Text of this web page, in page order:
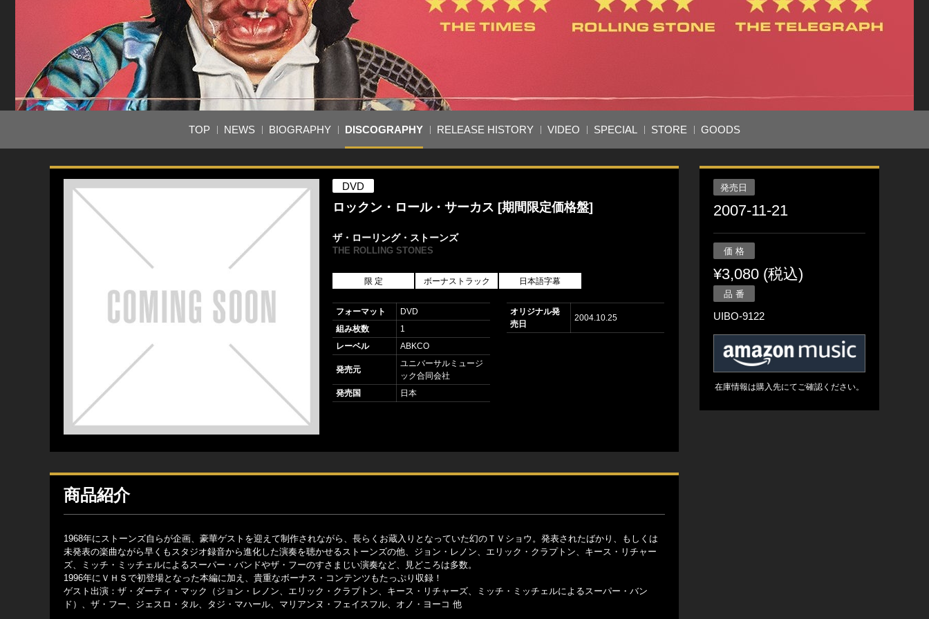
TOP NEWS BIOGRAPHY DISCOGRAPHY RELEASE HISTORY VIDEO SPECIAL STORE GOODS
DVD
ロックン・ロール・サーカス [期間限定価格盤]
ザ・ローリング・ストーンズ
THE ROLLING STONES
限 定 ボーナストラック 日本語字幕
フォーマット
DVD
組み枚数
1
レーベル
ABKCO
発売元
ユニバーサルミュージ
ック合同会社
発売国
日本
オリジナル発
売日
2004.10.25
商品紹介
1968年にストーンズ自らが企画、豪華ゲストを迎えて制作されながら、長らくお蔵入りとなっていた幻のＴＶショウ。発表されたばかり、もしくは
未発表の楽曲ながら早くもスタジオ録音から進化した演奏を聴かせるストーンズの他、ジョン・レノン、エリック・クラプトン、キース・リチャー
ズ、ミッチ・ミッチェルによるスーパー・バンドやザ・フーのすさまじい演奏など、見どころは多数。
1996年にＶＨＳで初登場となった本編に加え、貴重なボーナス・コンテンツもたっぷり収録！
ゲスト出演：ザ・ダーティ・マック（ジョン・レノン、エリック・クラプトン、キース・リチャーズ、ミッチ・ミッチェルによるスーパー・バン
ド）、ザ・フー、ジェスロ・タル、タジ・マハール、マリアンヌ・フェイスフル、オノ・ヨーコ 他
発売日
2007-11-21
価 格
¥3,080 (税込)
品 番
UIBO-9122
在庫情報は購入先にてご確認ください。